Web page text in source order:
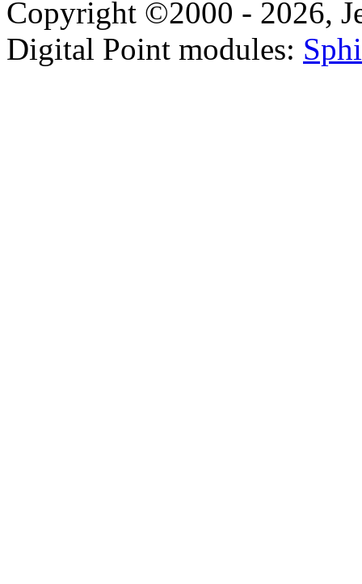
Copyright ©2000 - 2026,
Digital Point modules: